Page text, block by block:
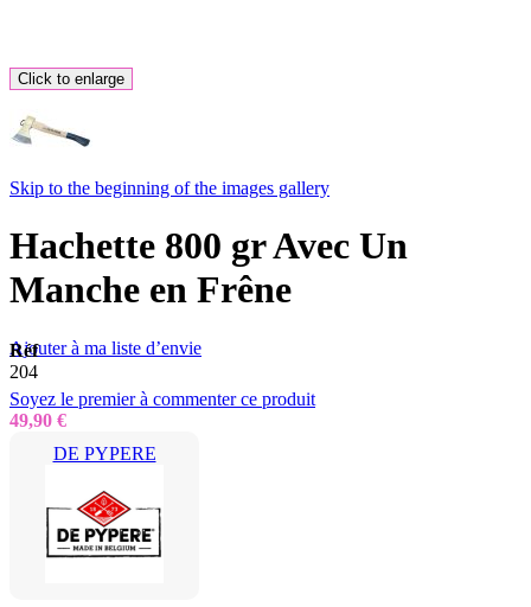
Click to enlarge
Skip to the beginning of the images gallery
Hachette 800 gr Avec Un
Manche en Frêne
Ajouter à ma liste d’envie
Réf
204
Soyez le premier à commenter ce produit
49,90 €
DE PYPERE